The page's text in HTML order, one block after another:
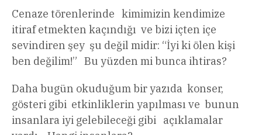
Cenaze törenlerinde kimimizin kendimize
itiraf etmekten kaçındığı ve bizi içten içe
sevindiren şey şu değil midir: “İyi ki ölen kişi
ben değilim!” Bu yüzden mi bunca ihtiras?
Daha bugün okuduğum bir yazıda konser,
gösteri gibi etkinliklerin yapılması ve bunun
insanlara iyi gelebileceği gibi açıklamalar